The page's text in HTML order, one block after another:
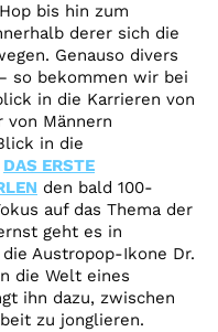
bis hin zum
derer sich die
Genauso divers
so bekommen wir bei
in die Karrieren von
Männern
in die
DAS ERSTE
den bald 100-
auf das Thema der
geht es in
Austropop-Ikone Dr.
die Welt eines
ihn dazu, zwischen
zu jonglieren.